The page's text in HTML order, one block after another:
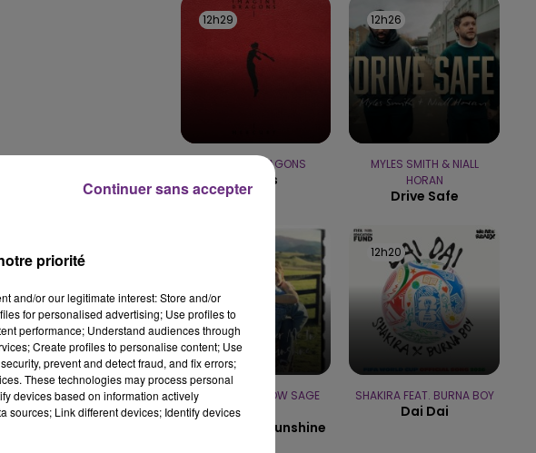
LA POP MACHINE - CHAMPAGNE FM
0:00
12h29
12h29
IMAGINE DRAGONS
Waves
12h26
12h26
MYLES SMITH & NIALL
HORAN
Drive Safe
P!NK FEAT. WILLOW SAGE
Cover Me In Sunshine
12h20
12h20
SHAKIRA FEAT. BURNA BOY
Dai Dai
priorité
and/or our legitimate interest: Store and/or
for personalised advertising; Use profiles to
performance; Understand audiences through
Create profiles to personalise content; Use
prevent and detect fraud, and fix errors;
These technologies may process personal
devices based on information actively
sources; Link different devices; Identify devices
Continuer sans accepter